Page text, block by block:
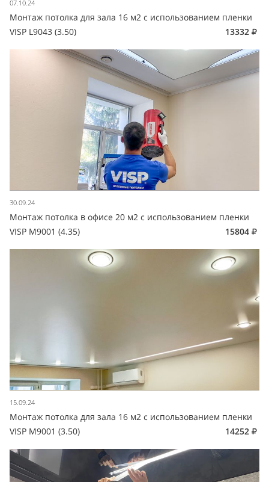
07.10.24
Монтаж потолка для зала 16 м2 с использованием пленки
VISP L9043 (3.50)
13332
30.09.24
Монтаж потолка в офисе 20 м2 с использованием пленки
VISP M9001 (4.35)
15804
15.09.24
Монтаж потолка для зала 16 м2 с использованием пленки
VISP M9001 (3.50)
14252